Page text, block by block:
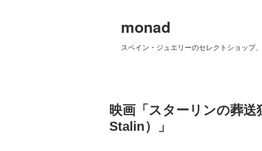
monad
スペイン・ジュエリーのセレクトショップ
映画「スターリンの葬
Stalin）」